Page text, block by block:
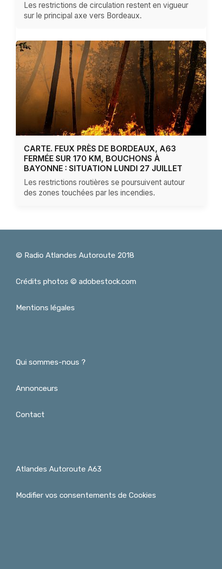
Les restrictions de circulation restent en vigueur
sur le principal axe vers Bordeaux.
CARTE. FEUX PRÈS DE BORDEAUX, A63
FERMÉE SUR 170 KM, BOUCHONS À
BAYONNE : SITUATION LUNDI 27 JUILLET
Les restrictions routières se poursuivent autour
des zones touchées par les incendies.
© Radio Atlandes Autoroute 2018
Crédits photos © adobestock.com
Mentions légales
Qui sommes-nous ?
Annonceurs
Contact
Atlandes Autoroute A63
Modifier vos consentements de Cookies